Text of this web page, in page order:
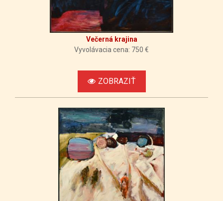
Večerná krajina
Vyvolávacia cena: 750 €
ZOBRAZIŤ